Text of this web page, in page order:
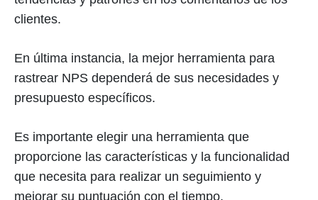
clientes.
En última instancia, la mejor herramienta para
rastrear NPS dependerá de sus necesidades y
presupuesto específicos.
Es importante elegir una herramienta que
proporcione las características y la funcionalidad
que necesita para realizar un seguimiento y
mejorar su puntuación con el tiempo.